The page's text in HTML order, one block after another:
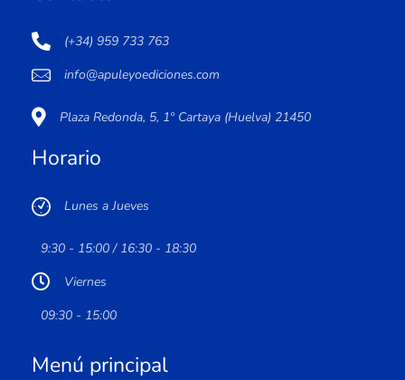
(+34) 959 733 763
info@apuleyoediciones.com
Plaza Redonda, 5, 1º Cartaya (Huelva) 21450
Horario
Lunes a Jueves
9:30 - 15:00 / 16:30 - 18:30
Viernes
09:30 - 15:00
Menú principal